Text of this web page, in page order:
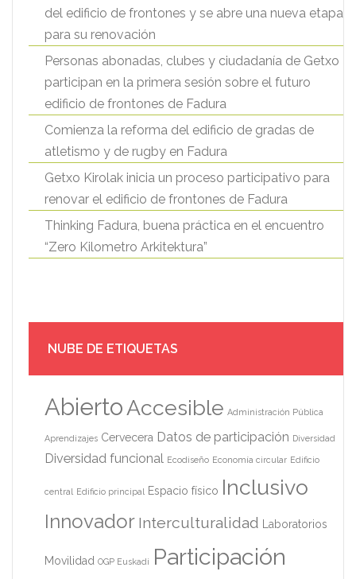
del edificio de frontones y se abre una nueva etapa
para su renovación
Personas abonadas, clubes y ciudadanía de Getxo
participan en la primera sesión sobre el futuro
edificio de frontones de Fadura
Comienza la reforma del edificio de gradas de
atletismo y de rugby en Fadura
Getxo Kirolak inicia un proceso participativo para
renovar el edificio de frontones de Fadura
Thinking Fadura, buena práctica en el encuentro
“Zero Kilometro Arkitektura”
NUBE DE ETIQUETAS
AbiertoAccesible Administración Pública
Aprendizajes Cervecera Datos de participación Diversidad
Diversidad funcional Ecodiseño Economía circular Edificio
central Edificio principal Espacio físico Inclusivo
Innovador Interculturalidad Laboratorios
Movilidad OGP Euskadi Participación